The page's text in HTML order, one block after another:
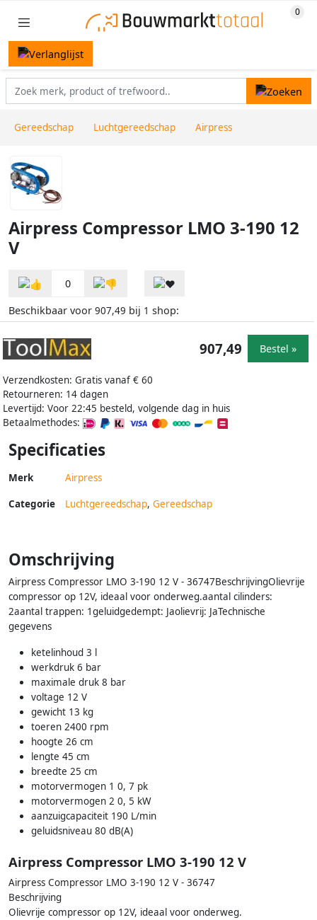
Gereedschap Luchtgereedschap Airpress
Airpress Compressor LMO 3-190 12
V
0
Beschikbaar voor 907,49 bij 1 shop:
Verzendkosten: Gratis vanaf € 60
Retourneren: 14 dagen
Levertijd: Voor 22:45 besteld, volgende dag in huis
Betaalmethodes:
907,49 Bestel »
Specificaties
Merk Airpress
Categorie Luchtgereedschap, Gereedschap
Omschrijving
Airpress Compressor LMO 3-190 12 V - 36747BeschrijvingOlievrije
compressor op 12V, ideaal voor onderweg.aantal cilinders:
2aantal trappen: 1geluidgedempt: Jaolievrij: JaTechnische
gegevens
ketelinhoud 3 l
werkdruk 6 bar
maximale druk 8 bar
voltage 12 V
gewicht 13 kg
toeren 2400 rpm
hoogte 26 cm
lengte 45 cm
breedte 25 cm
motorvermogen 1 0, 7 pk
motorvermogen 2 0, 5 kW
aanzuigcapaciteit 190 L/min
geluidsniveau 80 dB(A)
Airpress Compressor LMO 3-190 12 V
Airpress Compressor LMO 3-190 12 V - 36747
Beschrijving
Olievrije compressor op 12V, ideaal voor onderweg.